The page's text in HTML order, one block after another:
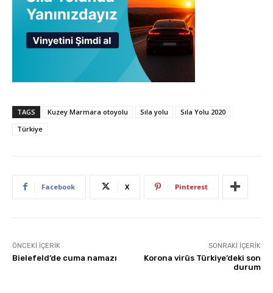
TAGS Kuzey Marmara otoyolu Sıla yolu
Sıla Yolu 2020
Türkiye
Facebook X Pinterest
ÖNCEKI İÇERIK
Bielefeld’de cuma namazı
SONRAKI İÇERIK
Korona virüs Türkiye’deki son
durum